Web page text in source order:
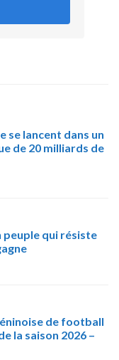
se lancent dans un
de 20 milliards de
peuple qui résiste
de football
la saison 2026 –